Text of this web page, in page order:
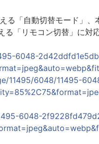
る「自動切替モード」、
る「リモコン切替」に対
6048-
11495/6048/11495-
6048-